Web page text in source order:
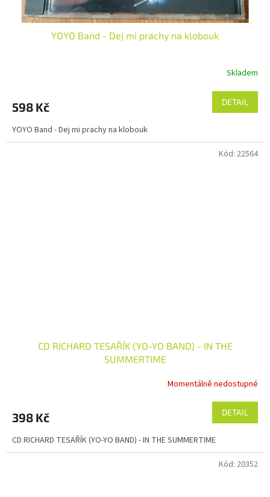
YOYO Band - Dej mi prachy na klobouk
Skladem
598 Kč DETAIL
YOYO Band - Dej mi prachy na klobouk
CD RICHARD TESAŘÍK (YO-YO BAND) - IN THE
SUMMERTIME
Momentálně nedostupné
398 Kč DETAIL
CD RICHARD TESAŘÍK (YO-YO BAND) - IN THE SUMMERTIME
Kód: 22564
Kód: 20352